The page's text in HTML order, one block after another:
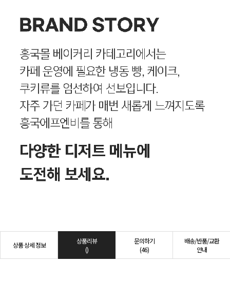
상품 상세 정보
상품리뷰
()
문의하기
(46)
배송/반품/교환
안내